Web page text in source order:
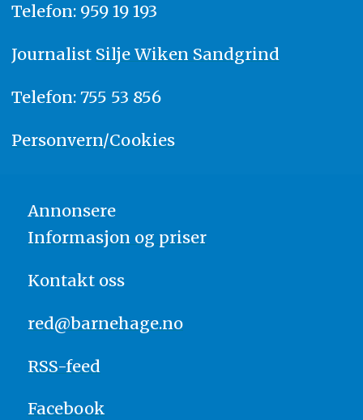
Telefon: 959 19 193
Journalist Silje Wiken Sandgrind
Telefon: 755 53 856
Personvern/Cookies
Annonsere
Informasjon og priser
Kontakt oss
red@barnehage.no
RSS-feed
Facebook